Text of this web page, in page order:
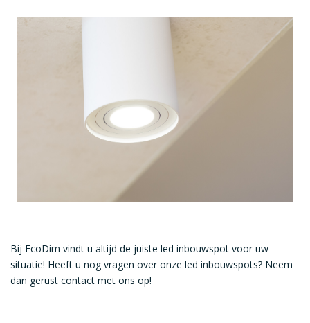
Bij EcoDim vindt u altijd de juiste led inbouwspot voor uw
situatie! Heeft u nog vragen over onze led inbouwspots? Neem
dan gerust contact met ons op!